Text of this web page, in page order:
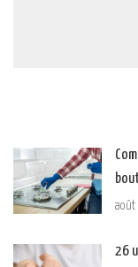
26